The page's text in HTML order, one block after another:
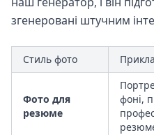
згенеровані штучним
Стиль фото
Фото для
резюме
фоні,